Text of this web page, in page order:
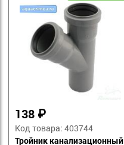
138 ₽
Код товара: 403744
Тройник канализационный